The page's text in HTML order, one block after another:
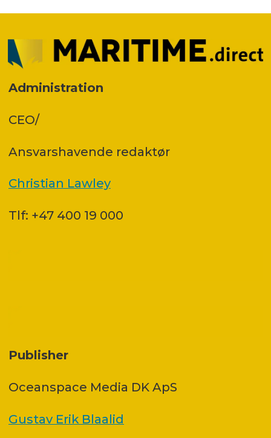
Administration
CEO/
Ansvars­havende redaktør
Christian Lawley
Tlf: +47 400 19 000
Publisher
Oceanspace Media DK ApS
Gustav Erik Blaalid